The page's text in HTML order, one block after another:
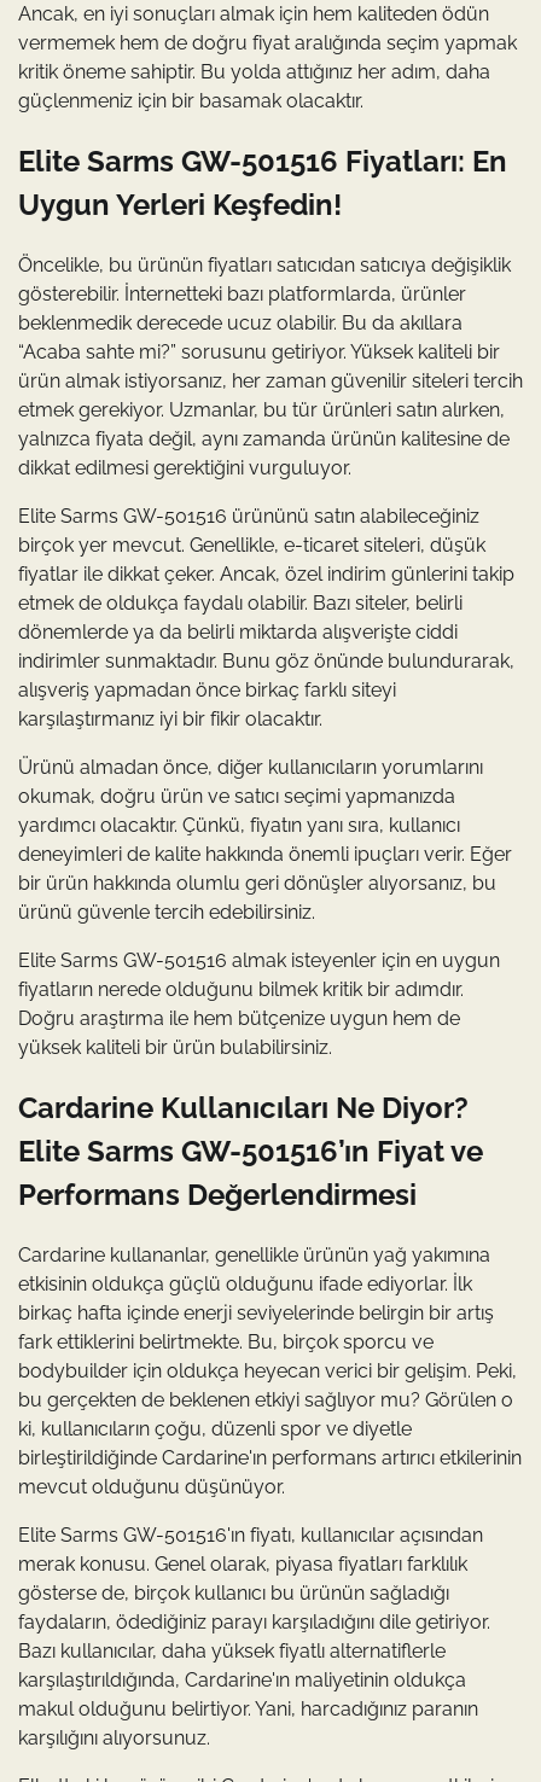
Ancak, en iyi sonuçları almak için hem kaliteden ödün
vermemek hem de doğru fiyat aralığında seçim yapmak
kritik öneme sahiptir. Bu yolda attığınız her adım, daha
güçlenmeniz için bir basamak olacaktır.
Elite Sarms GW-501516 Fiyatları: En
Uygun Yerleri Keşfedin!
Öncelikle, bu ürünün fiyatları satıcıdan satıcıya değişiklik
gösterebilir. İnternetteki bazı platformlarda, ürünler
beklenmedik derecede ucuz olabilir. Bu da akıllara
“Acaba sahte mi?” sorusunu getiriyor. Yüksek kaliteli bir
ürün almak istiyorsanız, her zaman güvenilir siteleri tercih
etmek gerekiyor. Uzmanlar, bu tür ürünleri satın alırken,
yalnızca fiyata değil, aynı zamanda ürünün kalitesine de
dikkat edilmesi gerektiğini vurguluyor.
Elite Sarms GW-501516 ürününü satın alabileceğiniz
birçok yer mevcut. Genellikle, e-ticaret siteleri, düşük
fiyatlar ile dikkat çeker. Ancak, özel indirim günlerini takip
etmek de oldukça faydalı olabilir. Bazı siteler, belirli
dönemlerde ya da belirli miktarda alışverişte ciddi
indirimler sunmaktadır. Bunu göz önünde bulundurarak,
alışveriş yapmadan önce birkaç farklı siteyi
karşılaştırmanız iyi bir fikir olacaktır.
Ürünü almadan önce, diğer kullanıcıların yorumlarını
okumak, doğru ürün ve satıcı seçimi yapmanızda
yardımcı olacaktır. Çünkü, fiyatın yanı sıra, kullanıcı
deneyimleri de kalite hakkında önemli ipuçları verir. Eğer
bir ürün hakkında olumlu geri dönüşler alıyorsanız, bu
ürünü güvenle tercih edebilirsiniz.
Elite Sarms GW-501516 almak isteyenler için en uygun
fiyatların nerede olduğunu bilmek kritik bir adımdır.
Doğru araştırma ile hem bütçenize uygun hem de
yüksek kaliteli bir ürün bulabilirsiniz.
Cardarine Kullanıcıları Ne Diyor?
Elite Sarms GW-501516’ın Fiyat ve
Performans Değerlendirmesi
Cardarine kullananlar, genellikle ürünün yağ yakımına
etkisinin oldukça güçlü olduğunu ifade ediyorlar. İlk
birkaç hafta içinde enerji seviyelerinde belirgin bir artış
fark ettiklerini belirtmekte. Bu, birçok sporcu ve
bodybuilder için oldukça heyecan verici bir gelişim. Peki,
bu gerçekten de beklenen etkiyi sağlıyor mu? Görülen o
ki, kullanıcıların çoğu, düzenli spor ve diyetle
birleştirildiğinde Cardarine'ın performans artırıcı etkilerinin
mevcut olduğunu düşünüyor.
Elite Sarms GW-501516'ın fiyatı, kullanıcılar açısından
merak konusu. Genel olarak, piyasa fiyatları farklılık
gösterse de, birçok kullanıcı bu ürünün sağladığı
faydaların, ödediğiniz parayı karşıladığını dile getiriyor.
Bazı kullanıcılar, daha yüksek fiyatlı alternatiflerle
karşılaştırıldığında, Cardarine'ın maliyetinin oldukça
makul olduğunu belirtiyor. Yani, harcadığınız paranın
karşılığını alıyorsunuz.